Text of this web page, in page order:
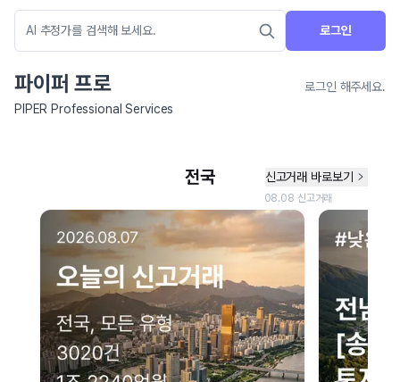
로그인
파이퍼 프로
로그인 해주세요.
PIPER Professional Services
네이버 지도 연결 안내